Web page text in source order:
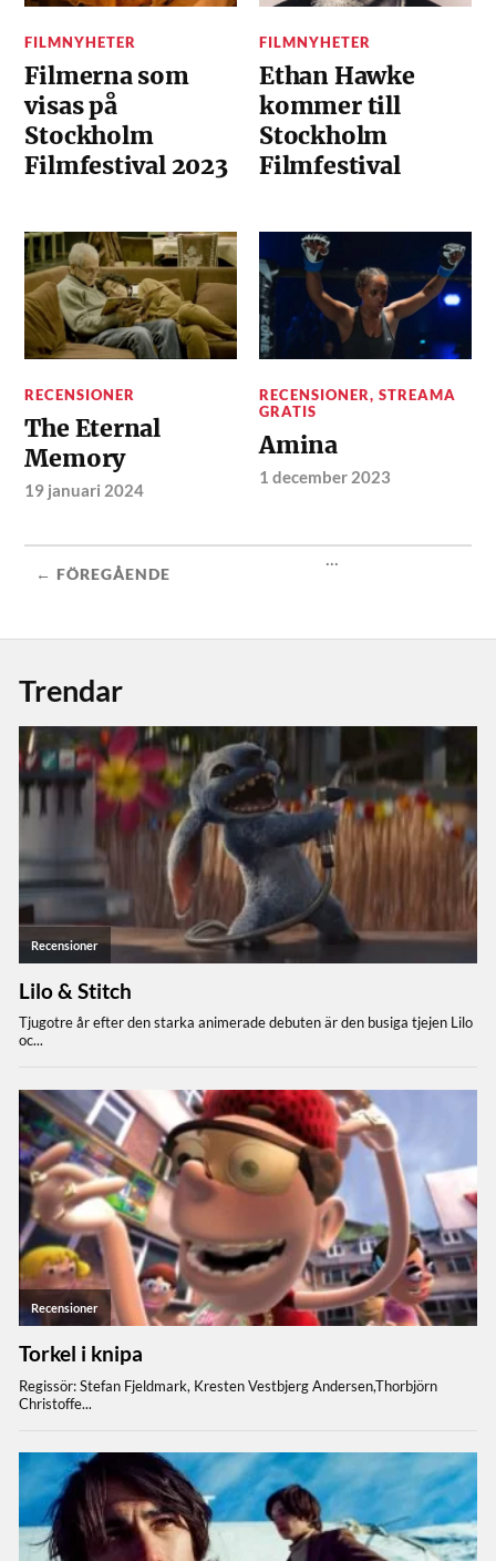
FILMNYHETER
Filmerna som
visas på
Stockholm
Filmfestival 2023
FILMNYHETER
Ethan Hawke
kommer till
Stockholm
Filmfestival
RECENSIONER
The Eternal
Memory
19 januari 2024
RECENSIONER,STREAMA
GRATIS
Amina
1 december 2023
← FÖREGÅENDE
...
Trendar